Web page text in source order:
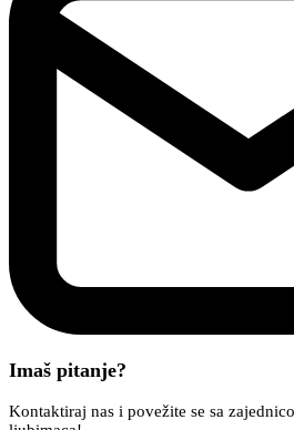
Imaš pitanje?
Kontaktiraj nas i povežite se sa